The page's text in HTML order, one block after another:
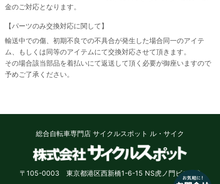
金のご対応となります。
【パーツのみ交換対応に関して】
輸送中での傷、初期不良での不具合が発生した場合同一のアイテ
ム、もしくは同等のアイテムにて交換対応させて頂きます。
その場合該当部品を着払いにて返送して頂く必要が御座いますので
予めご了承ください。
総合自転車専門店 サイクルスポット ル・サイク
〒105-0003 東京都港区西新橋1-6-15 NS虎ノ門ビル8階